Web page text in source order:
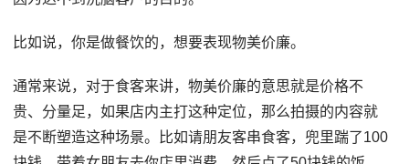
比如说，你是做餐饮的，想要表现物美价廉。
通常来说，对于食客来讲，物美价廉的意思就是价格不
贵、分量足，如果店内主打这种定位，那么拍摄的内容就
是不断塑造这种场景。比如请朋友客串食客，兜里踹了100